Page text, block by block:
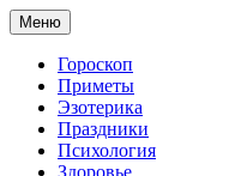
Меню
Гороскоп
Приметы
Эзотерика
Праздники
Психология
Здоровье